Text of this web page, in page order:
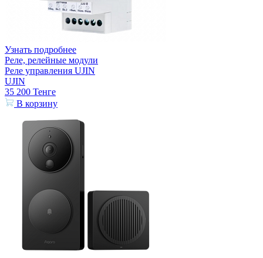
Узнать подробнее
Реле, релейные модули
Реле управления UJIN
UJIN
35 200 Тенге
В корзину